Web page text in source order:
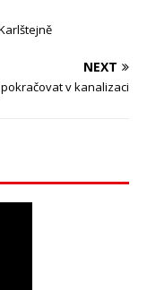
NEXT
v kanalizaci